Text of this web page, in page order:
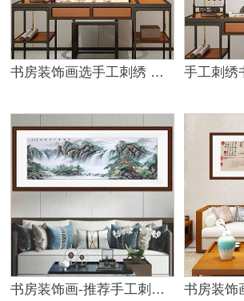
书房装饰画选手工刺绣 见福即富贵
书房装饰画-推荐手工刺绣仿古山水画